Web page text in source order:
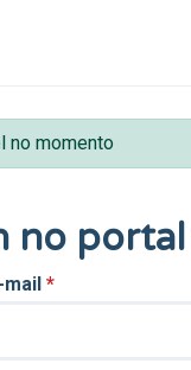
no momento
no
mail *